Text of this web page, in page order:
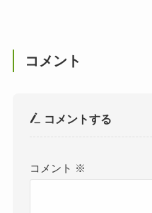
コメント
コメントする
コメント ※